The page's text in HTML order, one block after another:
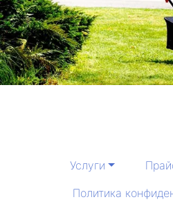
Услуги
Политика